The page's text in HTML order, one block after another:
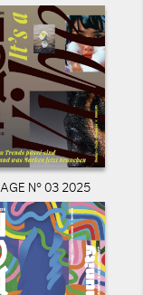
N° 03 2025